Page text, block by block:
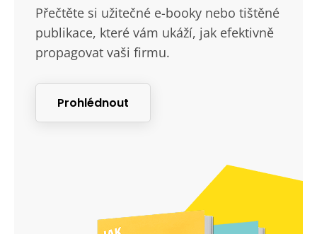
Přečtěte si užitečné e-booky nebo tištěné
publikace, které vám ukáží, jak efektivně
propagovat vaši firmu.
Prohlédnout